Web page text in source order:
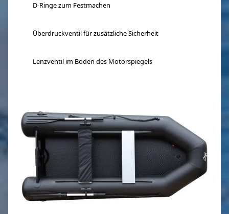
D-Ringe zum Festmachen
Überdruckventil für zusätzliche Sicherheit
Lenzventil im Boden des Motorspiegels